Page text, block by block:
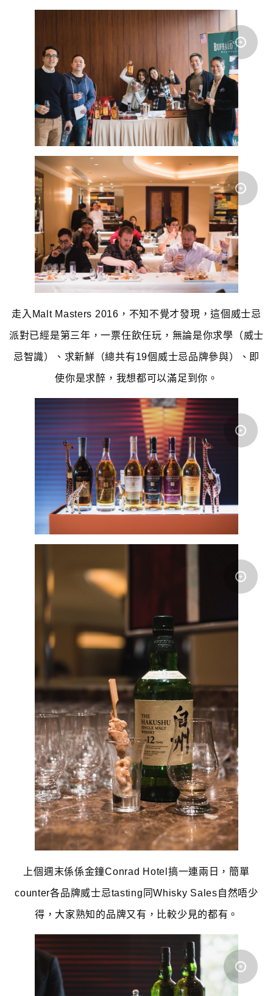
走入Malt Masters 2016，不知不覺才發現，這個威士忌
派對已經是第三年，一票任飲任玩，無論是你求學（威士
忌智識）、求新鮮（總共有19個威士忌品牌參與）、即
使你是求醉，我想都可以滿足到你。
上個週末係係金鐘Conrad Hotel搞一連兩日，簡單
counter各品牌威士忌tasting同Whisky Sales自然唔少
得，大家熟知的品牌又有，比較少見的都有。